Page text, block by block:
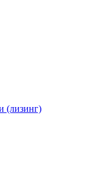
(лизинг)